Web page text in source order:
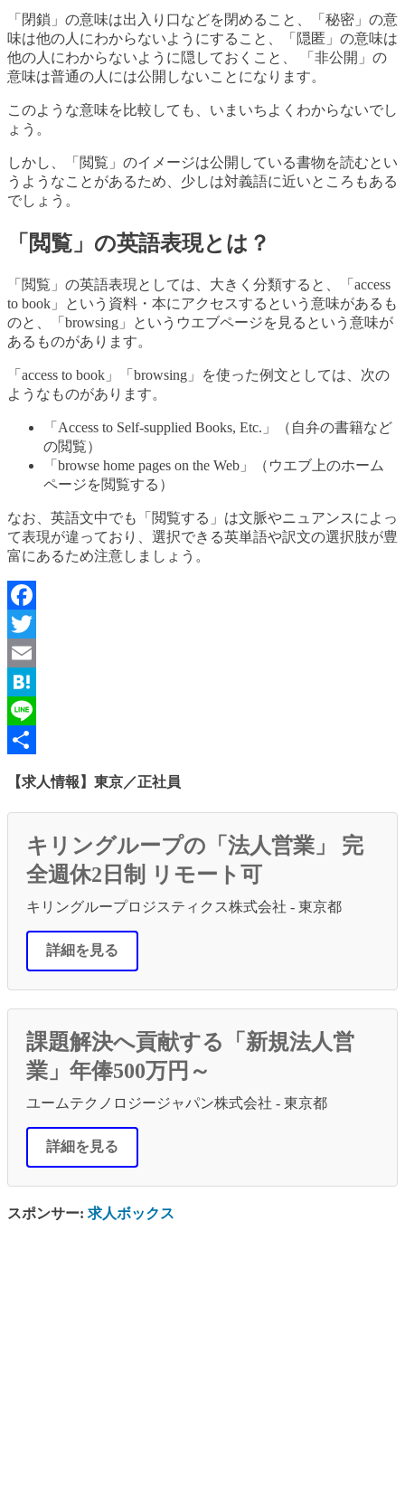
「閉鎖」の意味は出入り口などを閉めること、「秘密」の意
味は他の人にわからないようにすること、「隠匿」の意味は
他の人にわからないように隠しておくこと、 「非公開」の
意味は普通の人には公開しないことになります。
このような意味を比較しても、いまいちよくわからないでし
ょう。
しかし、「閲覧」のイメージは公開している書物を読むとい
うようなことがあるため、少しは対義語に近いところもある
でしょう。
「閲覧」の英語表現とは？
「閲覧」の英語表現としては、大きく分類すると、「access
to book」という資料・本にアクセスするという意味があるも
のと、「browsing」というウエブページを見るという意味が
あるものがあります。
「access to book」「browsing」を使った例文としては、次の
ようなものがあります。
「Access to Self-supplied Books, Etc.」（自弁の書籍など
の閲覧）
「browse home pages on the Web」（ウエブ上のホーム
ページを閲覧する）
なお、英語文中でも「閲覧する」は文脈やニュアンスによっ
て表現が違っており、選択できる英単語や訳文の選択肢が豊
富にあるため注意しましょう。
Facebook
Twitter
Email
Hatena
Line
【求人情報】東京／正社員
キリングループの「法人営業」 完
全週休2日制 リモート可
キリングループロジスティクス株式会社 - 東京都
詳細を見る
課題解決へ貢献する「新規法人営
業」年俸500万円～
ユームテクノロジージャパン株式会社 - 東京都
詳細を見る
スポンサー: 求人ボックス